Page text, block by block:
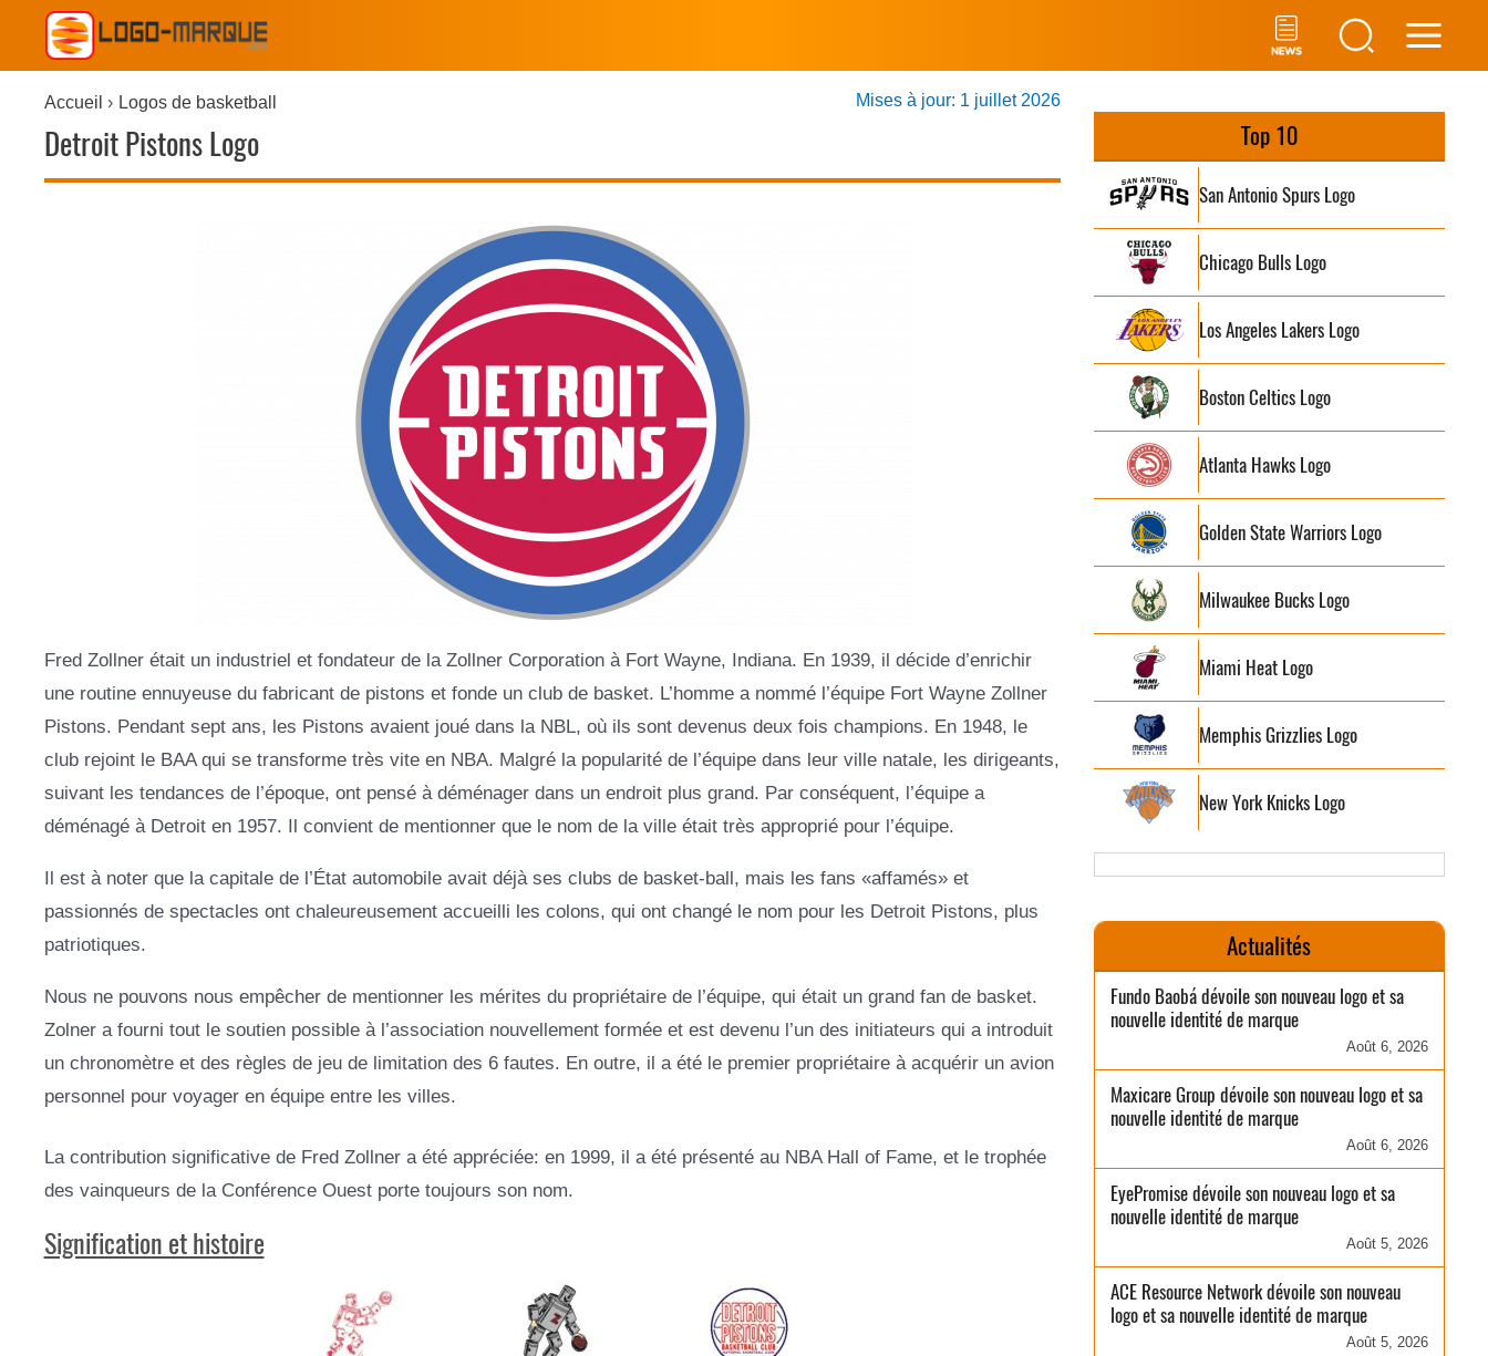
Accueil Logos de basketball
Detroit Pistons Logo
Mises à jour: 1 juillet 2026
Fred Zollner était un industriel et fondateur de la Zollner Corporation à Fort Wayne, Indiana. En 1939, il décide d’enrichir
une routine ennuyeuse du fabricant de pistons et fonde un club de basket. L’homme a nommé l’équipe Fort Wayne Zollner
Pistons. Pendant sept ans, les Pistons avaient joué dans la NBL, où ils sont devenus deux fois champions. En 1948, le
club rejoint le BAA qui se transforme très vite en NBA. Malgré la popularité de l’équipe dans leur ville natale, les dirigeants,
suivant les tendances de l’époque, ont pensé à déménager dans un endroit plus grand. Par conséquent, l’équipe a
déménagé à Detroit en 1957. Il convient de mentionner que le nom de la ville était très approprié pour l’équipe.
Il est à noter que la capitale de l’État automobile avait déjà ses clubs de basket-ball, mais les fans «affamés» et
passionnés de spectacles ont chaleureusement accueilli les colons, qui ont changé le nom pour les Detroit Pistons, plus
patriotiques.
Nous ne pouvons nous empêcher de mentionner les mérites du propriétaire de l’équipe, qui était un grand fan de basket.
Zolner a fourni tout le soutien possible à l’association nouvellement formée et est devenu l’un des initiateurs qui a introduit
un chronomètre et des règles de jeu de limitation des 6 fautes. En outre, il a été le premier propriétaire à acquérir un avion
personnel pour voyager en équipe entre les villes.
La contribution significative de Fred Zollner a été appréciée: en 1999, il a été présenté au NBA Hall of Fame, et le trophée
des vainqueurs de la Conférence Ouest porte toujours son nom.
Signification et histoire
Top 10
San Antonio Spurs Logo
Chicago Bulls Logo
Los Angeles Lakers Logo
Boston Celtics Logo
Atlanta Hawks Logo
Golden State Warriors Logo
Milwaukee Bucks Logo
Miami Heat Logo
Memphis Grizzlies Logo
New York Knicks Logo
Actualités
Fundo Baobá dévoile son nouveau logo et sa
nouvelle identité de marque
Août 6, 2026
Maxicare Group dévoile son nouveau logo et sa
nouvelle identité de marque
Août 6, 2026
EyePromise dévoile son nouveau logo et sa
nouvelle identité de marque
Août 5, 2026
ACE Resource Network dévoile son nouveau
logo et sa nouvelle identité de marque
Août 5, 2026